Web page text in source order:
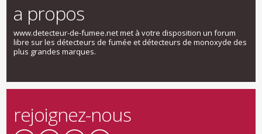
a propos
www.detecteur-de-fumee.net met à votre disposition un forum
libre sur les détecteurs de fumée et détecteurs de monoxyde des
plus grandes marques.
rejoignez-nous